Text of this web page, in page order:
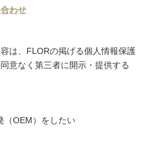
わせ
は、FLORの掲げる個人情報保護
意なく第三者に開示・提供する
（OEM）をしたい